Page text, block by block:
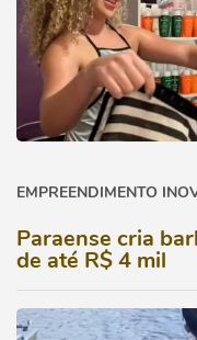
EMPREENDIMENTO
Paraense cria
de até R$ 4 mil